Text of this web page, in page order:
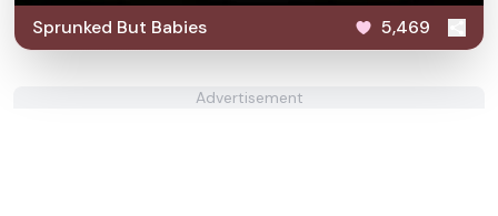
Sprunked But Babies 5,469
Advertisement